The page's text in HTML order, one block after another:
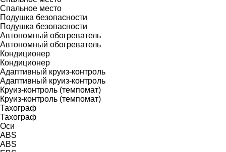
Спальное место
Подушка безопасности
Подушка безопасности
Автономный обогреватель
Автономный обогреватель
Кондиционер
Кондиционер
Адаптивный круиз-контроль
Адаптивный круиз-контроль
Круиз-контроль (темпомат)
Круиз-контроль (темпомат)
Тахограф
Тахограф
Оси
ABS
ABS